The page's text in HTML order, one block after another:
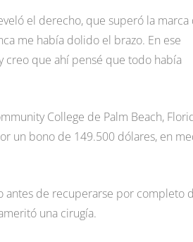
el derecho, que superó la marca
me había dolido el brazo. En ese
creo que ahí pensé que todo había
College de Palm Beach,
un bono de 149.500 dólares, en
antes de recuperarse por completo
una cirugía.